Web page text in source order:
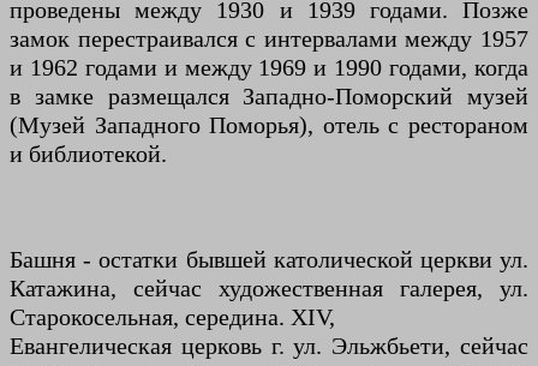
проведены между 1930 и 1939 годами. Позже
замок перестраивался с интервалами между 1957
и 1962 годами и между 1969 и 1990 годами, когда
в замке размещался Западно-Поморский музей
(Музей Западного Поморья), отель с рестораном
и библиотекой.
Башня - остатки бывшей католической церкви ул.
Катажина, сейчас художественная галерея, ул.
Старокосельная, середина. XIV,
Евангелическая церковь г. ул. Эльжбьети, сейчас